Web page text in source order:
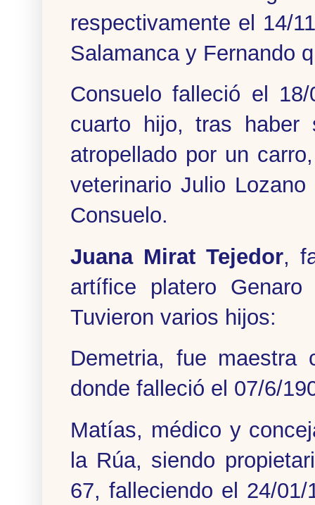
respectivamente el 14/
Salamanca y Fernando
Consuelo falleció el
cuarto hijo, tras
atropellado por un
veterinario Julio
Consuelo.
Juana Mirat Tejedor,
artífice platero
Tuvieron varios hijos:
Demetria, fue
donde falleció el 07/6/
Matías, médico y
la Rúa, siendo
67, falleciendo el 24/